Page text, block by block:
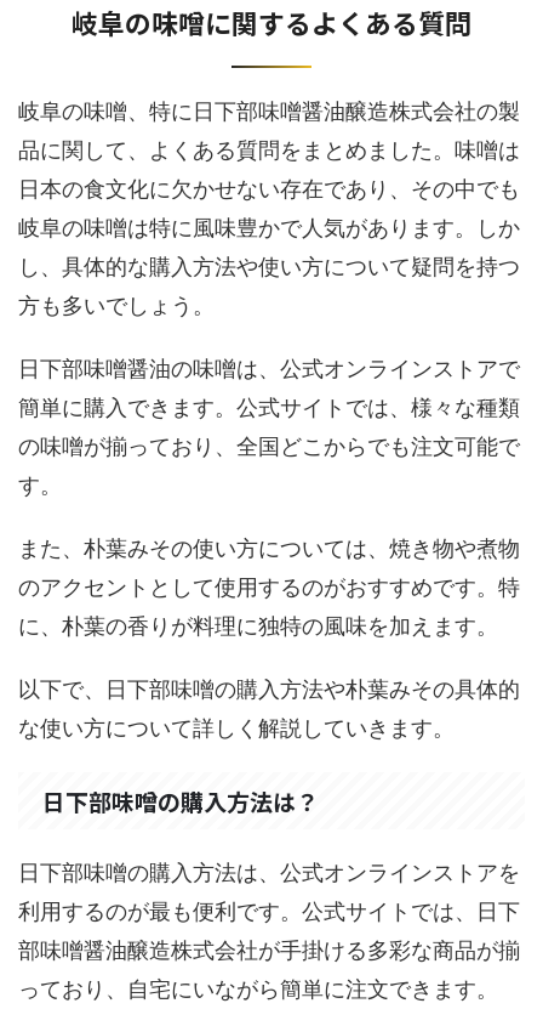
岐阜の味噌に関するよくある質問
岐阜の味噌、特に日下部味噌醤油醸造株式会社の製
品に関して、よくある質問をまとめました。味噌は
日本の食文化に欠かせない存在であり、その中でも
岐阜の味噌は特に風味豊かで人気があります。しか
し、具体的な購入方法や使い方について疑問を持つ
方も多いでしょう。
日下部味噌醤油の味噌は、公式オンラインストアで
簡単に購入できます。公式サイトでは、様々な種類
の味噌が揃っており、全国どこからでも注文可能で
す。
また、朴葉みその使い方については、焼き物や煮物
のアクセントとして使用するのがおすすめです。特
に、朴葉の香りが料理に独特の風味を加えます。
以下で、日下部味噌の購入方法や朴葉みその具体的
な使い方について詳しく解説していきます。
日下部味噌の購入方法は？
日下部味噌の購入方法は、公式オンラインストアを
利用するのが最も便利です。公式サイトでは、日下
部味噌醤油醸造株式会社が手掛ける多彩な商品が揃
っており、自宅にいながら簡単に注文できます。